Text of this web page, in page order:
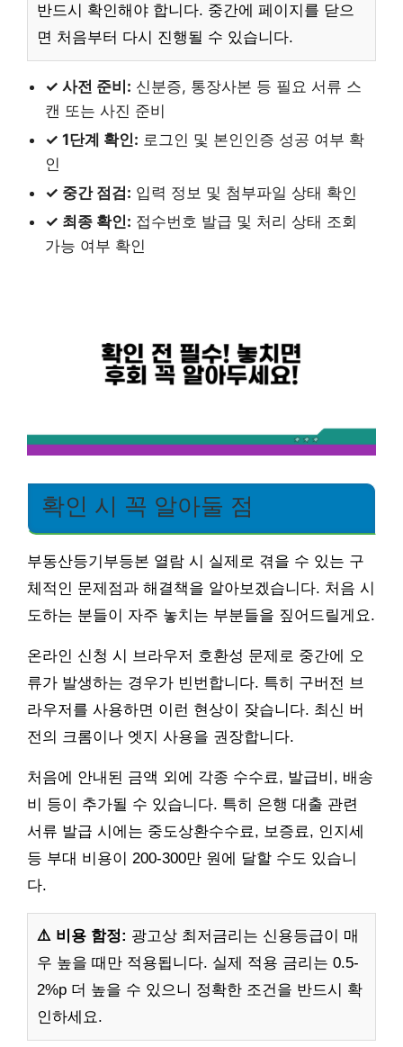
반드시 확인해야 합니다. 중간에 페이지를 닫으
면 처음부터 다시 진행될 수 있습니다.
✓ 사전 준비: 신분증, 통장사본 등 필요 서류 스
캔 또는 사진 준비
✓ 1단계 확인: 로그인 및 본인인증 성공 여부 확
인
✓ 중간 점검: 입력 정보 및 첨부파일 상태 확인
✓ 최종 확인: 접수번호 발급 및 처리 상태 조회
가능 여부 확인
확인 시 꼭 알아둘 점
부동산등기부등본 열람 시 실제로 겪을 수 있는 구
체적인 문제점과 해결책을 알아보겠습니다. 처음 시
도하는 분들이 자주 놓치는 부분들을 짚어드릴게요.
온라인 신청 시 브라우저 호환성 문제로 중간에 오
류가 발생하는 경우가 빈번합니다. 특히 구버전 브
라우저를 사용하면 이런 현상이 잦습니다. 최신 버
전의 크롬이나 엣지 사용을 권장합니다.
처음에 안내된 금액 외에 각종 수수료, 발급비, 배송
비 등이 추가될 수 있습니다. 특히 은행 대출 관련
서류 발급 시에는 중도상환수수료, 보증료, 인지세
등 부대 비용이 200-300만 원에 달할 수도 있습니
다.
⚠️ 비용 함정: 광고상 최저금리는 신용등급이 매
우 높을 때만 적용됩니다. 실제 적용 금리는 0.5-
2%p 더 높을 수 있으니 정확한 조건을 반드시 확
인하세요.